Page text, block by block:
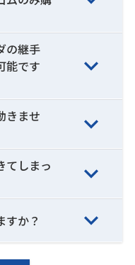
の継手
能です
きませ
てしまっ
すか？